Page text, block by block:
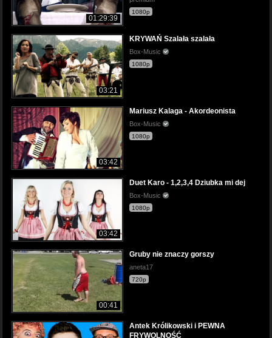
01:29:39
1080p
03:21
KRYWAŃ Szalała szalała
Box-Music
1080p
03:42
Mariusz Kalaga - Akordeonista
Box-Music
1080p
03:42
Duet Karo - 1,2,3,4 Dziubka mi dej
Box-Music
1080p
00:41
Gruby nie znaczy gorszy
aneta17
720p
Antek Królikowski i PEWNA
FRYWOLNOŚĆ